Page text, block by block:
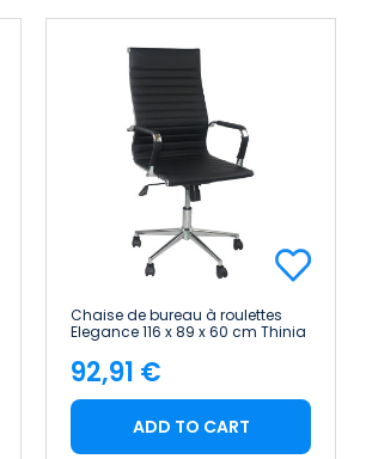
Chaise de bureau à roulettes
Elegance 116 x 89 x 60 cm Thinia
Price
92,91 €
ADD TO CART